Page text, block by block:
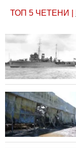
ТОП 5 ЧЕТЕНИ